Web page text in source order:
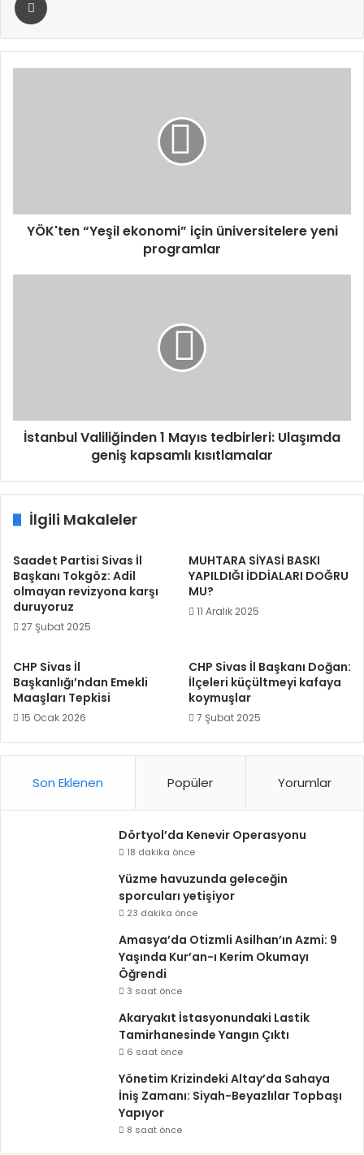
YÖK'ten “Yeşil ekonomi” için üniversitelere yeni
programlar
kısıtlamalar
İstanbul Valiliğinden 1 Mayıs tedbirleri: Ulaşımda
geniş kapsamlı kısıtlamalar
İlgili Makaleler
Saadet Partisi Sivas İl
Başkanı Tokgöz: Adil
olmayan revizyona karşı
duruyoruz
27 Şubat 2025
MUHTARA SİYASİ BASKI
YAPILDIĞI İDDİALARI DOĞRU
MU?
11 Aralık 2025
CHP Sivas İl
Başkanlığı’ndan Emekli
Maaşları Tepkisi
15 Ocak 2026
CHP Sivas İl Başkanı Doğan:
İlçeleri küçültmeyi kafaya
koymuşlar
7 Şubat 2025
Son Eklenen Popüler Yorumlar
Dörtyol’da Kenevir Operasyonu
18 dakika önce
Yüzme havuzunda geleceğin
sporcuları yetişiyor
23 dakika önce
Amasya’da Otizmli Asilhan’ın Azmi: 9
Yaşında Kur’an-ı Kerim Okumayı
Öğrendi
3 saat önce
Akaryakıt İstasyonundaki Lastik
Tamirhanesinde Yangın Çıktı
6 saat önce
Yönetim Krizindeki Altay’da Sahaya
İniş Zamanı: Siyah-Beyazlılar Topbaşı
Yapıyor
8 saat önce